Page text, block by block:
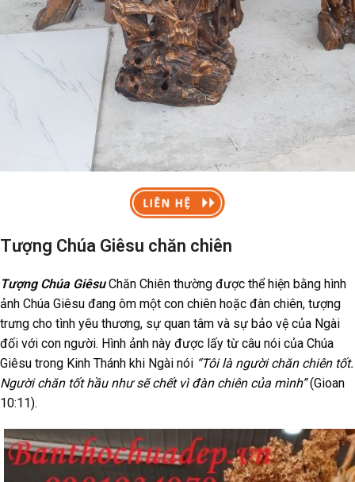
Tượng Chúa Giêsu chăn chiên
Tượng Chúa GiêsuChăn Chiên thường được thể hiện bằng hình
ảnh Chúa Giêsu đang ôm một con chiên hoặc đàn chiên, tượng
trưng cho tình yêu thương, sự quan tâm và sự bảo vệ của Ngài
đối với con người. Hình ảnh này được lấy từ câu nói của Chúa
Giêsu trong Kinh Thánh khi Ngài nói “Tôi là người chăn chiên tốt.
Người chăn tốt hầu như sẽ chết vì đàn chiên của mình”(Gioan
10:11).